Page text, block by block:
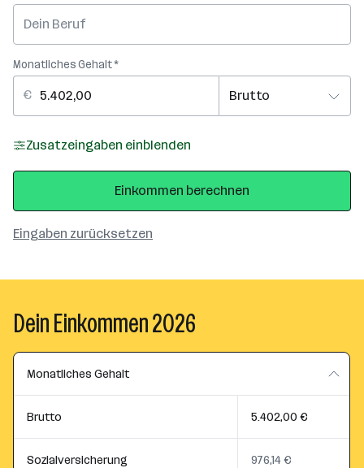
Monatliches Gehalt *
Zusatzeingaben einblenden
Eingaben zurücksetzen
Einkommen berechnen
Dein Einkommen 2026
Monatliches Gehalt
Brutto 5.402,00 €
Sozialversicherung 976,14 €